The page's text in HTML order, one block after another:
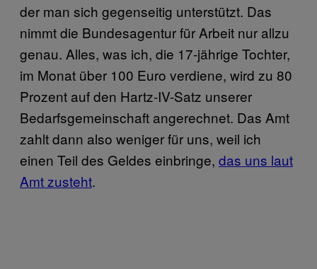
der man sich gegenseitig unterstützt. Das
nimmt die Bundesagentur für Arbeit nur allzu
genau. Alles, was ich, die 17-jährige Tochter,
im Monat über 100 Euro verdiene, wird zu 80
Prozent auf den Hartz-IV-Satz unserer
Bedarfsgemeinschaft angerechnet. Das Amt
zahlt dann also weniger für uns, weil ich
einen Teil des Geldes einbringe, das uns laut
Amt zusteht.